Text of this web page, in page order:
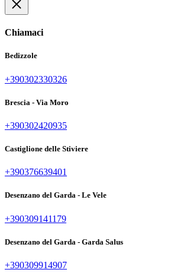
Chiamaci
Bedizzole
+390302330326
Brescia - Via Moro
+390302420935
Castiglione delle Stiviere
+390376639401
Desenzano del Garda - Le Vele
+390309141179
Desenzano del Garda - Garda Salus
+390309914907